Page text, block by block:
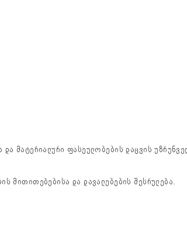
მატერიალური ფასეულობების დაცვის
მითითებებისა და დავალებების შესრულება.